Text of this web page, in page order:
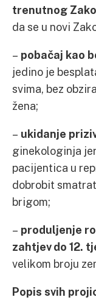
trenutnog
da se u novi
– pobačaj kao
jedino je
svima, bez
žena;
– ukidanje
ginekologinja
pacijentica u
dobrobit
brigom;
– produljenje
zahtjev do 12.
velikom broju
Popis svih